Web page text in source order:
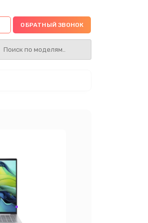
ОБРАТНЫЙ ЗВОНОК